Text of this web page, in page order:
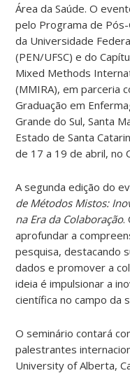
Área da Saúde. O
pelo Programa de
da Universidade
(PEN/UFSC) e do
Mixed Methods
(MMIRA), em parceria
Graduação em
Grande do Sul, Santa
Estado de Santa
de 17 a 19 de abril, no
A segunda edição do
de Métodos Mistos:
na Era da Colaboração.
aprofundar a
pesquisa, destacando
dados e promover a
ideia é impulsionar a
científica no campo da
O seminário contará
palestrantes
University of Alberta,